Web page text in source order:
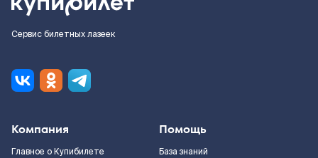
Сервис билетных лазеек
Компания
Главное о Купибилете
Помощь
База знаний